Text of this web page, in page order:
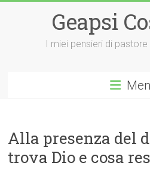
Geapsi
I miei pensieri di
Alla presenza del
trova Dio e cosa